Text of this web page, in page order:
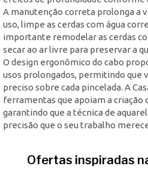
A manutenção correta prolonga a
uso, limpe as cerdas com água
importante remodelar as cerdas
secar ao ar livre para preservar a
O design ergonômico do cabo
usos prolongados, permitindo que
preciso sobre cada pincelada. A
ferramentas que apoiam a criação
garantindo que a técnica de
precisão que o seu trabalho
Ofertas inspiradas